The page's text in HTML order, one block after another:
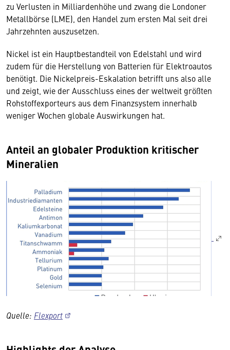
zu Verlusten in Milliardenhöhe und zwang die Londoner
Metallbörse (LME), den Handel zum ersten Mal seit drei
Jahrzehnten auszusetzen.
Nickel ist ein Hauptbestandteil von Edelstahl und wird
zudem für die Herstellung von Batterien für Elektroautos
benötigt. Die Nickelpreis-Eskalation betrifft uns also alle
und zeigt, wie der Ausschluss eines der weltweit größten
Rohstoffexporteurs aus dem Finanzsystem innerhalb
weniger Wochen globale Auswirkungen hat.
Anteil an globaler Produktion kritischer
Mineralien
Quelle: Flexport